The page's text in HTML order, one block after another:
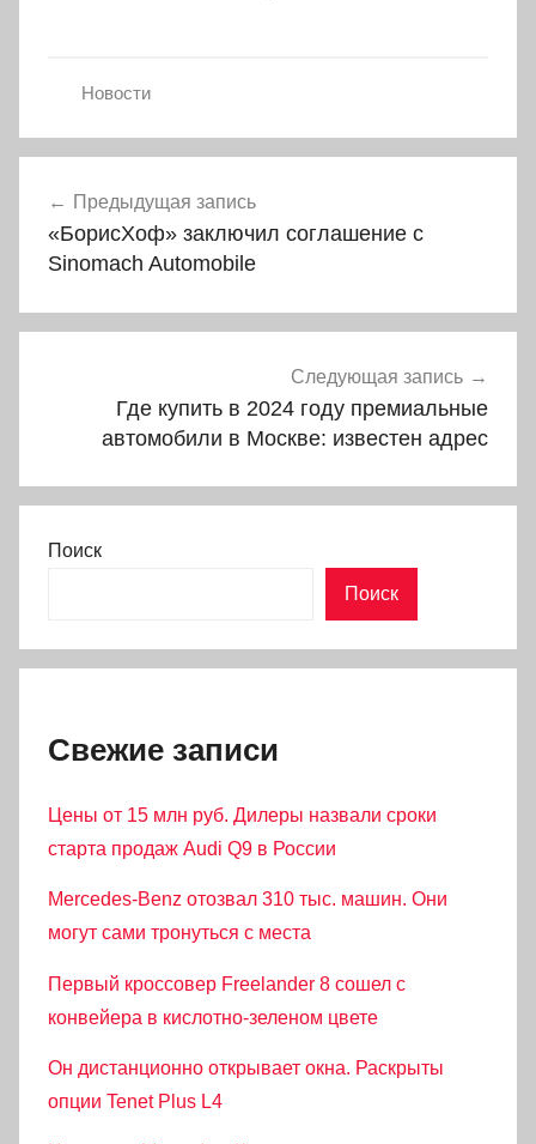
Новости
по
записям
Предыдущая запись
«БорисХоф» заключил соглашение с
Sinomach Automobile
Следующая запись
Где купить в 2024 году премиальные
автомобили в Москве: известен адрес
Поиск
Поиск
Свежие записи
Цены от 15 млн руб. Дилеры назвали сроки
старта продаж Audi Q9 в России
Mercedes-Benz отозвал 310 тыс. машин. Они
могут сами тронуться с места
Первый кроссовер Freelander 8 сошел с
конвейера в кислотно-зеленом цвете
Он дистанционно открывает окна. Раскрыты
опции Tenet Plus L4